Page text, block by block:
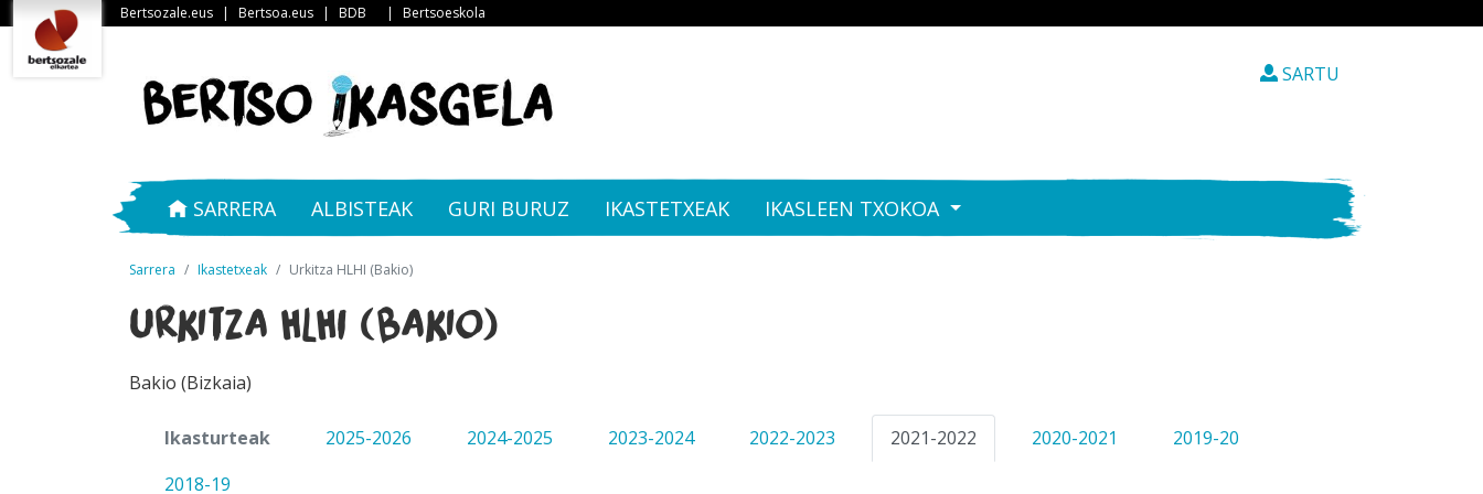
Bertsozale.eus | Bertsoa.eus | BDB | Bertsoeskola
SARTU
SARRERA ALBISTEAK GURI BURUZ IKASTETXEAK IKASLEEN TXOKOA
Sarrera Ikastetxeak Urkitza HLHI (Bakio)
Urkitza HLHI (Bakio)
Bakio (Bizkaia)
Ikasturteak 2025-2026 2024-2025 2023-2024 2022-2023 2021-2022 2020-2021
2019-20
2018-19